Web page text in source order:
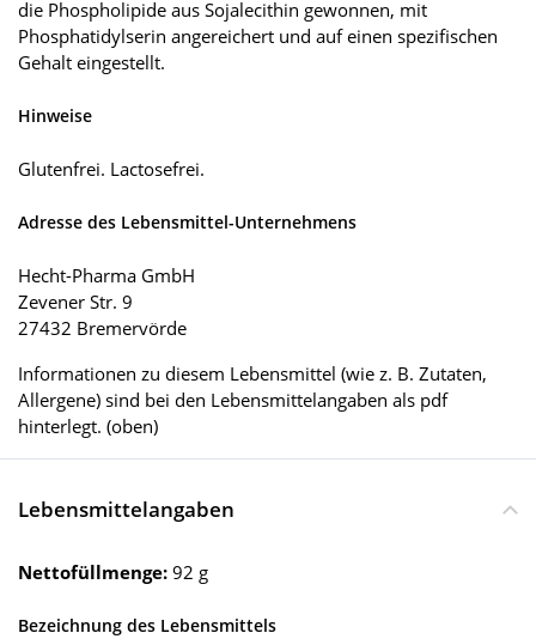
die Phospholipide aus Sojalecithin gewonnen, mit
Phosphatidylserin angereichert und auf einen spezifischen
Gehalt eingestellt.
Hinweise
Glutenfrei. Lactosefrei.
Adresse des Lebensmittel-Unternehmens
Hecht-Pharma GmbH
Zevener Str. 9
27432 Bremervörde
Informationen zu diesem Lebensmittel (wie z. B. Zutaten,
Allergene) sind bei den Lebensmittelangaben als pdf
hinterlegt. (oben)
Lebensmittelangaben
Nettofüllmenge: 92 g
Bezeichnung des Lebensmittels